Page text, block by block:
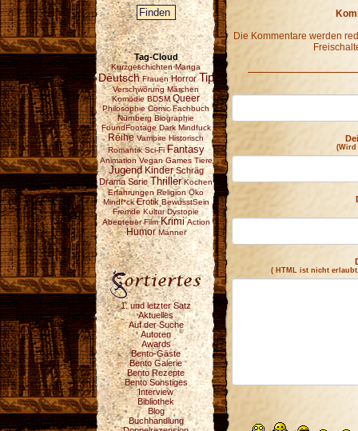
Tag-Cloud
Kurzgeschichten Manga
Deutsch Frauen Horror Tip
Verschwörung Märchen
Komödie BDSM Queer
Philosophie Comic Fachbuch
Nürnberg Biographie
FoundFootage Dark Mindfuck
Reihe Vampire Historisch
Romantik Sci-Fi Fantasy
Animation Vegan Games Tiere
Jugend Kinder Schräg
Drama Serie Thriller Kochen
Erfahrungen Religion Öko
Mindf*ck Erotik BewusstSein
Fremde Kultur Dystopie
Abenteuer Film Krimi Action
Humor Männer
1. und letzter Satz
Aktuelles
Auf der Suche
Autoren
Awards
Bento-Gäste
Bento Galerie
Bento Rezepte
Bento Sonstiges
Interview
Bibliothek
Blog
Buchhandlung
Die Kommentare werden
(Wird
( HTML ist nicht